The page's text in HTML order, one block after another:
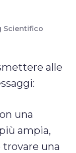
Scientifico
alle
una
ampia,
trovare una